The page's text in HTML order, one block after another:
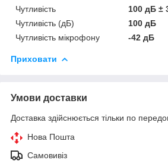
Чутливість
100 дБ ±
Чутливість (дБ)
100 дБ
Чутливість мікрофону
-42 дБ
Приховати
Умови доставки
Доставка здійснюється тільки по
Нова Пошта
Самовивіз